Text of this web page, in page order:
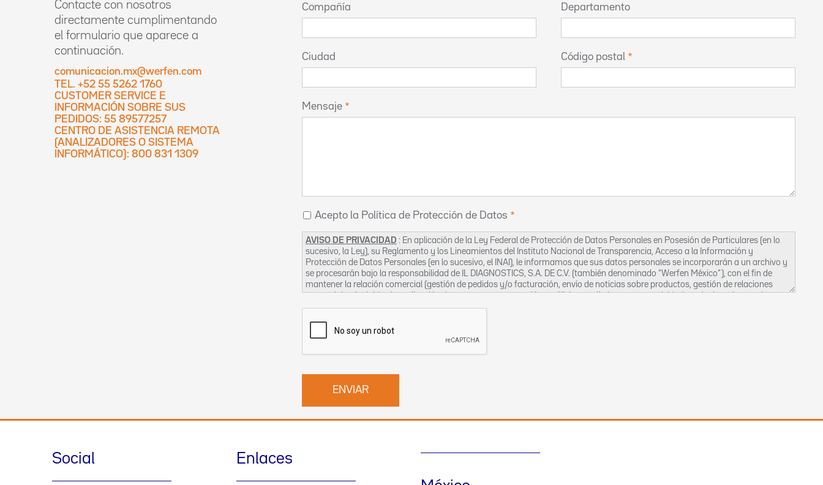
Contacte con nosotros
directamente cumplimentando
el formulario que aparece a
continuación.
comunicacion.mx@werfen.com
TEL. +52 55 5262 1760
CUSTOMER SERVICE E
INFORMACIÓN SOBRE SUS
PEDIDOS: 55 89577257
CENTRO DE ASISTENCIA REMOTA
(ANALIZADORES O SISTEMA
INFORMÁTICO): 800 831 1309
Compañía Departamento
Ciudad Código postal
Mensaje
Acepto la Política de Protección de Datos
AVISO DE PRIVACIDAD : En aplicación de la Ley Federal de Protección de Datos Personales en Posesión de Particulares (en lo
sucesivo, la Ley), su Reglamento y los Lineamientos del Instituto Nacional de Transparencia, Acceso a la Información y
Protección de Datos Personales (en lo sucesivo, el INAI), le informamos que sus datos personales se incorporarán a un archivo y
se procesarán bajo la responsabilidad de IL DIAGNOSTICS, S.A. DE C.V. (también denominado “Werfen México”), con el fin de
mantener la relación comercial (gestión de pedidos y/o facturación, envío de noticias sobre productos, gestión de relaciones
comerciales, incluidos la realización de encuestas, prospección, análisis estadístico y otras actividades relacionadas con la
gestión de las visitas comerciales), así como proporcionarle por cualquier medio (electrónico o no) información sobre nuestros
Responsable del tratamiento
11520, alcaldía Miguel Hidalgo, Ciudad de México, México.
Los datos personales que solicitamos de usted, son los siguientes:
Lo datos personales proporcionados a “Werfen México” son necesarios para el correcto establecimiento de relaciones
i. Auditorías internas y externas;
Social Enlaces